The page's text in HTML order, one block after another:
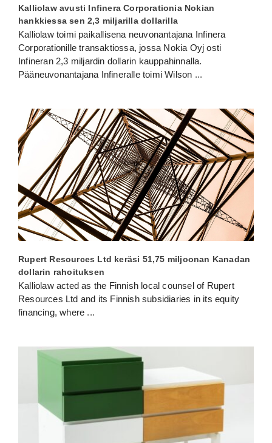
Kalliolaw avusti Infinera Corporationia Nokian
hankkiessa sen 2,3 miljarilla dollarilla
Kalliolaw toimi paikallisena neuvonantajana Infinera
Corporationille transaktiossa, jossa Nokia Oyj osti
Infineran 2,3 miljardin dollarin kauppahinnalla.
Pääneuvonantajana Infineralle toimi Wilson ...
Rupert Resources Ltd keräsi 51,75 miljoonan Kanadan
dollarin rahoituksen
Kalliolaw acted as the Finnish local counsel of Rupert
Resources Ltd and its Finnish subsidiaries in its equity
financing, where ...